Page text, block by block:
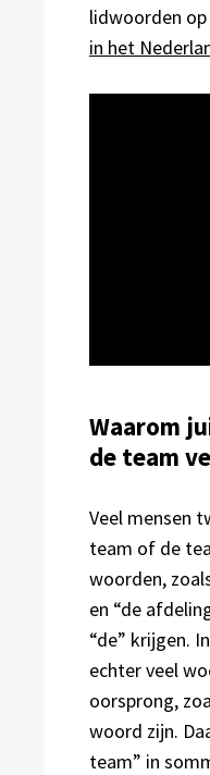
lidwoorden
in het
Waarom
de team
Veel mensen
team of de
woorden,
en “de
“de” krijgen.
echter veel
oorsprong,
woord zijn.
team” in